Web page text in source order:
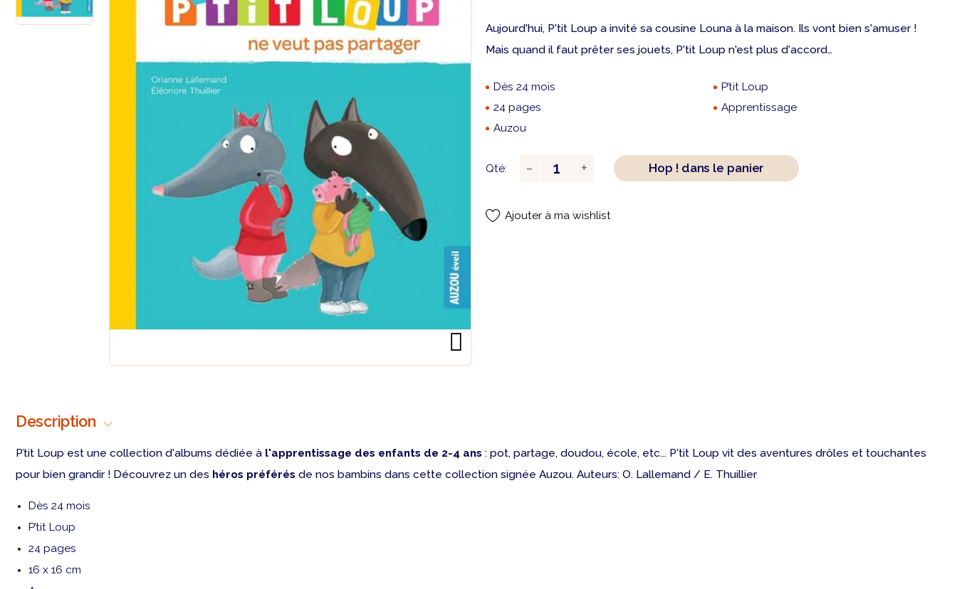
Aujourd'hui, P'tit Loup a invité sa cousine Louna à la maison. Ils vont bien s'amuser !
Mais quand il faut prêter ses jouets, P'tit Loup n'est plus d'accord…
Dès 24 mois
P’tit Loup
24 pages
Apprentissage
Auzou
Qté: Hop ! dans le panier
Ajouter à ma wishlist
Description
P’tit Loup est une collection d'albums dédiée à l'apprentissage des enfants de 2-4 ans : pot, partage, doudou, école, etc... P'tit Loup vit des aventures drôles et touchantes
pour bien grandir ! Découvrez un des héros préférés de nos bambins dans cette collection signée Auzou. Auteurs: O. Lallemand / E. Thuillier
Dès 24 mois
P’tit Loup
24 pages
16 x 16 cm